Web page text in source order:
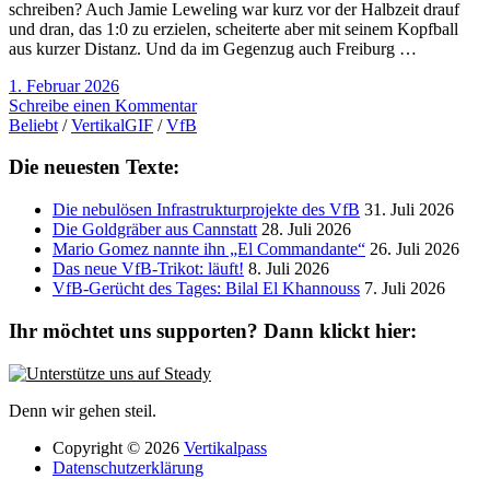
schreiben? Auch Jamie Leweling war kurz vor der Halbzeit drauf
und dran, das 1:0 zu erzielen, scheiterte aber mit seinem Kopfball
aus kurzer Distanz. Und da im Gegenzug auch Freiburg …
1. Februar 2026
Schreibe einen Kommentar
Beliebt /VertikalGIF /VfB
Die neuesten Texte:
Die nebulösen Infrastrukturprojekte des VfB 31. Juli 2026
Die Goldgräber aus Cannstatt 28. Juli 2026
Mario Gomez nannte ihn „El Commandante“ 26. Juli 2026
Das neue VfB-Trikot: läuft! 8. Juli 2026
VfB-Gerücht des Tages: Bilal El Khannouss 7. Juli 2026
Ihr möchtet uns supporten? Dann klickt hier:
Denn wir gehen steil.
Copyright © 2026 Vertikalpass
Datenschutzerklärung